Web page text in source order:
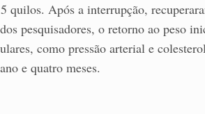
quilos. Após a interrupção,
pesquisadores, o retorno ao peso
como pressão arterial e
e quatro meses.